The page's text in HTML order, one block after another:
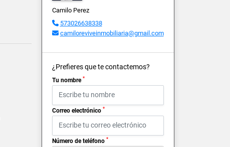
Camilo Perez
573026638338
camiloreviveinmobiliaria@gmail.com
¿Prefieres que te contactemos?
Tu nombre *
Correo electrónico *
Número de teléfono *